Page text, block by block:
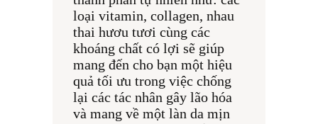
loại vitamin, collagen, nhau
thai hươu tươi cùng các
khoáng chất có lợi sẽ giúp
mang đến cho bạn một hiệu
quả tối ưu trong việc chống
lại các tác nhân gây lão hóa
và mang về một làn da mịn